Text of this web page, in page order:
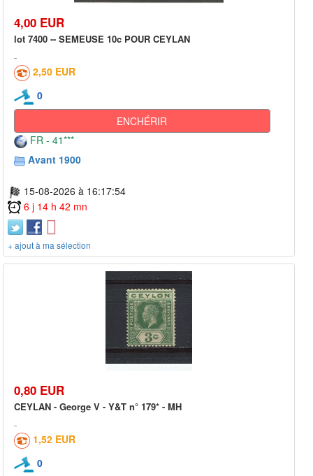
4,00 EUR
lot 7400 -- SEMEUSE 10c POUR CEYLAN
2,50 EUR
0
ENCHÉRIR
FR - 41***
Avant 1900
15-08-2026 à 16:17:54
6 j 14 h 42 mn
+ ajout à ma sélection
0,80 EUR
CEYLAN - George V - Y&T n° 179* - MH
1,52 EUR
0